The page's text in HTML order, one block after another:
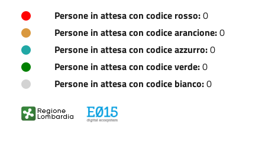
Persone in attesa con codice rosso:0
Persone in attesa con codice arancione:0
Persone in attesa con codice azzurro:0
Persone in attesa con codice verde:0
Persone in attesa con codice bianco:0